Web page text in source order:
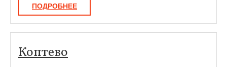
ПОДРОБНЕЕПОДРОБНЕЕ
Коптево